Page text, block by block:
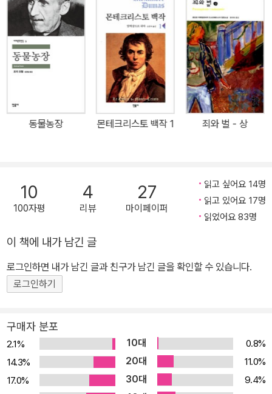
‘예언자적 임무’를 지닌 것이다. 문학은 고차원의 관찰 형식이며, 우연
성을 법칙성으로 바꾸고, 진리를 인식하는 데 봉사하는, 일종의 ‘기도
형식’이다.
성을 보여 주는 네 편의 후기 소설집 『단식 광대』(1924)는 출판을 준
비했으나 카프카의 사후 며칠 후에 발행되었다. 카프카의 환상적이고
초현실적인 난해한 작품들은 어찌 보면 지극히 현실적으로 다가오기
도 한다. 「선고」에서는 주인공이 조국에서의 상황에 절망하여 외지로
떠나는 모습, 결혼 문제로 갈등을 겪다가 파경을 맞이하는 우리의 모
습이 보인다. 「화부」에서는 주인공이 조국에서 불미한 일을 겪고 3등
선실에 몸을 실은 채 외국으로 이주하게 되지만, 거기서도 살아가는
게 결코 호락호락하지 않음을 알게 된다. 『변신』에서는 실직하여 경
다. 나중에 히틀러가 유태인을 <갑충Ungeziefer>이라고 부르며 카
프카의 여동생들을 강제수용소에서 처형한 것을 보면 카프카의 예지
적 능력에 섬뜩한 느낌이 든다. 「유형지에서」에서는 권력이라는 이름
현실이 보이고, 『시골 의사』에서는 예술가와 시민, 자기구원과 안락
하고 건강한 삶 사이에서 고뇌하는 <길 잃은 예술가>의 모습이 보인
다. 18개의 짧은 산문들이 수록된 『관찰』에서는 주변에서 흔히 볼 수
지만 이를 알지 못하는 현대인의 모습, 그리고 가치가 모호한 임무에
극단적으로 헌신하는 모습은 「유형지에서」뿐만 아니라 『단식 광대』
에서 다시 등장한다. ■ 2004년 〈한국 문인이 선호하는 세계 명작 소
설 100선〉 ■ 미국 대학 위원회 선정 SAT 추천 도서 ■ 서울대학교
동물농장 몬테크리스토 백작 1 죄와 벌 - 상
10
100자평
4
리뷰
27
마이페이퍼
읽고 싶어요 14명
읽고 있어요 17명
읽었어요 83명
이 책에 내가 남긴 글
로그인하면 내가 남긴 글과 친구가 남긴 글을 확인할 수 있습니다.
로그인하기
구매자 분포
2.1% 10대
0.8%
14.3%
20대
11.0%
17.0%
30대
9.4%